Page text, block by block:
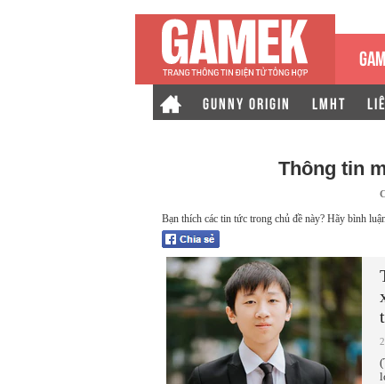
GUNNY ORIGIN LMHT
Thông tin
Bạn thích các tin tức trong chủ đề này? Hãy bình